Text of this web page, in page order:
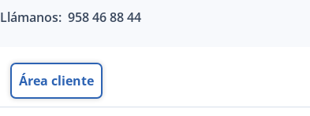
Llámanos: 958 46 88 44
Área cliente